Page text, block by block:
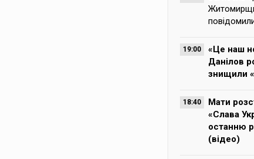
19:00
«Це наш
Данілов
знищили
18:40
Мати
«Слава
останню
(відео)